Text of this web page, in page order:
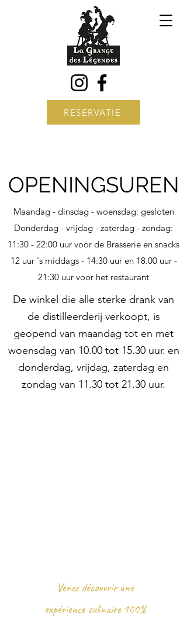
RESERVATIE
OPENINGSUREN
Maandag - dinsdag - woensdag: gesloten
Donderdag - vrijdag - zaterdag - zondag:
11:30 - 22:00 uur voor de Brasserie en snacks
12 uur 's middags - 14:30 uur en 18.00 uur -
21:30 uur voor het restaurant
De winkel die alle sterke drank van
de distilleerderij verkoopt, is
geopend van maandag tot en met
woensdag van 10.00 tot 15.30 uur. en
donderdag, vrijdag, zaterdag en
zondag van 11.30 tot 21.30 uur.
Venez découvrir une
expérience culinaire 100%